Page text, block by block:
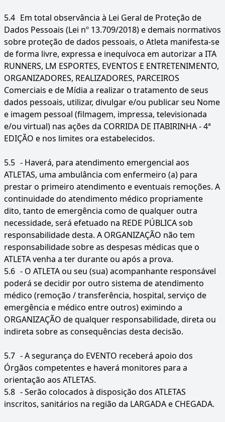
5.4 Em total observância à Lei Geral de Proteção de
Dados Pessoais (Lei nº 13.709/2018) e demais normativos
sobre proteção de dados pessoais, o Atleta manifesta-se
de forma livre, expressa e inequívoca em autorizar a ITA
RUNNERS, LM ESPORTES, EVENTOS E ENTRETENIMENTO,
ORGANIZADORES, REALIZADORES, PARCEIROS
Comerciais e de Mídia a realizar o tratamento de seus
dados pessoais, utilizar, divulgar e/ou publicar seu Nome
e imagem pessoal (filmagem, impressa, televisionada
e/ou virtual) nas ações da CORRIDA DE ITABIRINHA - 4ª
EDIÇÃO e nos limites ora estabelecidos.
5.5 - Haverá, para atendimento emergencial aos
ATLETAS, uma ambulância com enfermeiro (a) para
prestar o primeiro atendimento e eventuais remoções. A
continuidade do atendimento médico propriamente
dito, tanto de emergência como de qualquer outra
necessidade, será efetuado na REDE PÚBLICA sob
responsabilidade desta. A ORGANIZAÇÃO não tem
responsabilidade sobre as despesas médicas que o
ATLETA venha a ter durante ou após a prova.
5.6 - O ATLETA ou seu (sua) acompanhante responsável
poderá se decidir por outro sistema de atendimento
médico (remoção / transferência, hospital, serviço de
emergência e médico entre outros) eximindo a
ORGANIZAÇÃO de qualquer responsabilidade, direta ou
indireta sobre as consequências desta decisão.
5.7 - A segurança do EVENTO receberá apoio dos
Órgãos competentes e haverá monitores para a
orientação aos ATLETAS.
5.8 - Serão colocados à disposição dos ATLETAS
inscritos, sanitários na região da LARGADA e CHEGADA.